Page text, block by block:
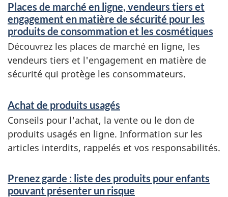
Places de marché en ligne, vendeurs tiers et
engagement en matière de sécurité pour les
produits de consommation et les cosmétiques
Découvrez les places de marché en ligne, les
vendeurs tiers et l'engagement en matière de
sécurité qui protège les consommateurs.
Achat de produits usagés
Conseils pour l'achat, la vente ou le don de
produits usagés en ligne. Information sur les
articles interdits, rappelés et vos responsabilités.
Prenez garde : liste des produits pour enfants
pouvant présenter un risque